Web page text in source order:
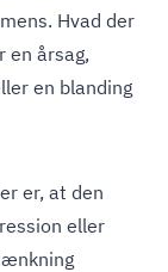
Hvad der
en årsag,
en blanding
er, at den
eller